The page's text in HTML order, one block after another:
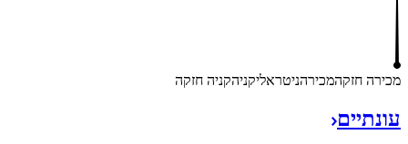
מכירה חזקהמכירהניטראליקניהקניה חזקה
עונתיים